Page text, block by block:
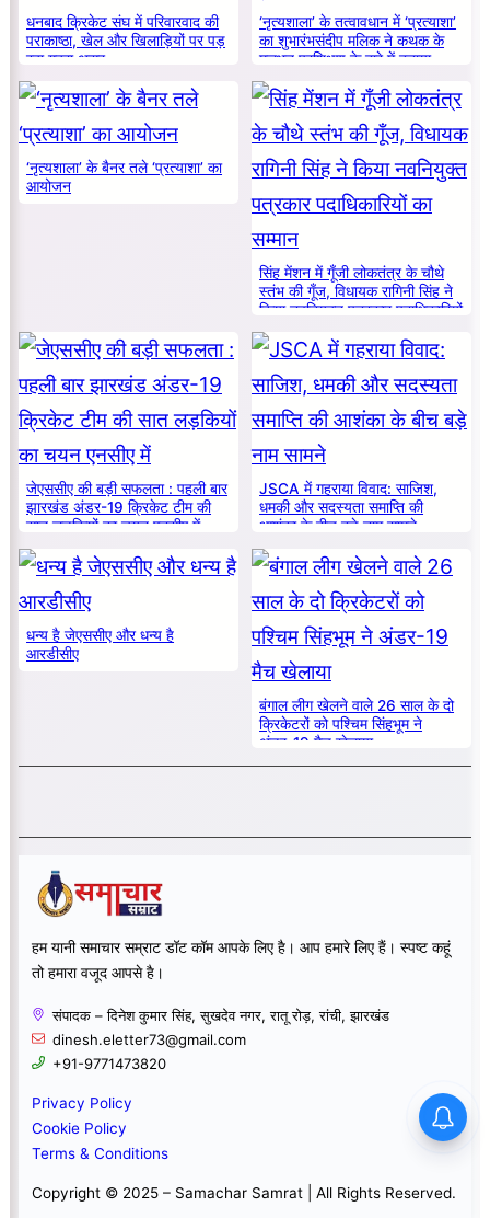
धनबाद क्रिकेट संघ में परिवारवाद की
पराकाष्ठा, खेल और खिलाड़ियों पर पड़
रहा गहरा असर
‘नृत्यशाला’ के तत्वावधान में ‘प्रत्याशा’
का शुभारंभसंदीप मलिक ने कथक के
मूलभूत प्रशिक्षण के बारे में बताया
‘नृत्यशाला’ के बैनर तले ‘प्रत्याशा’ का
आयोजन
सिंह मेंशन में गूँजी लोकतंत्र के चौथे
स्तंभ की गूँज, विधायक रागिनी सिंह ने
किया नवनियुक्त पत्रकार पदाधिकारियों
का सम्मान
जेएससीए की बड़ी सफलता : पहली बार
झारखंड अंडर-19 क्रिकेट टीम की
सात लड़कियों का चयन एनसीए में
JSCA में गहराया विवाद: साजिश,
धमकी और सदस्यता समाप्ति की
आशंका के बीच बड़े नाम सामने
धन्य है जेएससीए और धन्य है
आरडीसीए
बंगाल लीग खेलने वाले 26 साल के दो
क्रिकेटरों को पश्चिम सिंहभूम ने
अंडर-19 मैच खेलाया
हम यानी समाचार सम्राट डॉट कॉम आपके लिए है। आप हमारे लिए हैं। स्पष्ट कहूं
तो हमारा वजूद आपसे है।
संपादक – दिनेश कुमार सिंह, सुखदेव नगर, रातू रोड़, रांची, झारखंड
dinesh.eletter73@gmail.com
+91-9771473820
Privacy Policy
Cookie Policy
Terms & Conditions
Copyright © 2025 – Samachar Samrat | All Rights Reserved.